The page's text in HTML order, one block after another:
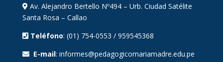
Av. Alejandro Bertello Nº494 – Urb. Ciudad Satélite
Santa Rosa – Callao
Teléfono: (01) 754-0553 / 959545368
E-mail: informes@pedagogicomariamadre.edu.pe